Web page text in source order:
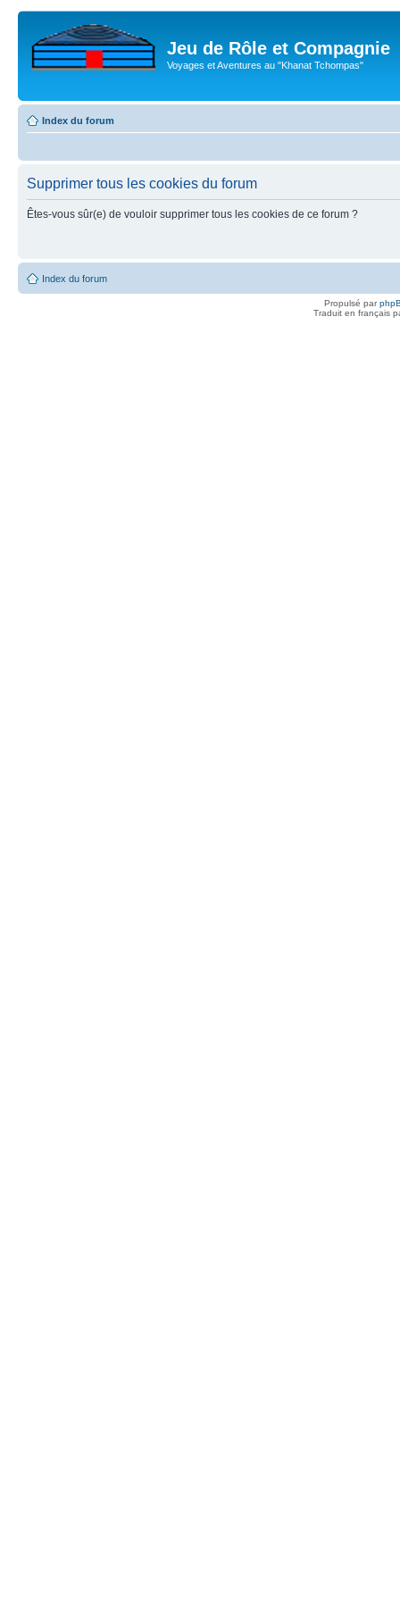
Jeu de Rôle et Compagnie
Voyages et Aventures au "Khanat Tchompas"
Index du forum
Supprimer tous les cookies du forum
Êtes-vous sûr(e) de vouloir supprimer tous les cookies de ce forum ?
Index du forum
Propulsé par
Traduit en français